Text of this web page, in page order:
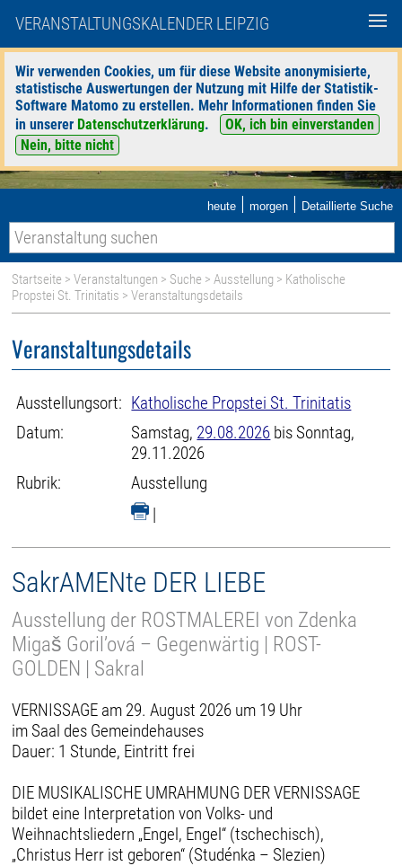
VERANSTALTUNGSKALENDER LEIPZIG
Wir verwenden Cookies, um für diese Website anonymisierte,
statistische Auswertungen der Nutzung mit Hilfe der Statistik-
Software Matomo zu erstellen. Mehr Informationen finden Sie
in unserer Datenschutzerklärung.
OK, ich bin einverstanden
Nein, bitte nicht
heute | morgen | Detaillierte Suche
Startseite >Veranstaltungen > Suche >Ausstellung > Katholische
Propstei St. Trinitatis > Veranstaltungsdetails
Veranstaltungsdetails
Ausstellungsort: Katholische Propstei St. Trinitatis
Datum:
Samstag, 29.08.2026 bis Sonntag,
29.11.2026
Rubrik:
Ausstellung
|
SakrAMENte DER LIEBE
Ausstellung der ROSTMALEREI von Zdenka
Migaš Goril’ová – Gegenwärtig | ROST-
GOLDEN | Sakral
VERNISSAGE am 29. August 2026 um 19 Uhr
im Saal des Gemeindehauses
Dauer: 1 Stunde, Eintritt frei
DIE MUSIKALISCHE UMRAHMUNG DER VERNISSAGE
bildet eine Interpretation von Volks- und
Weihnachtsliedern „Engel, Engel“ (tschechisch),
„Christus Herr ist geboren“ (Studénka – Slezien)